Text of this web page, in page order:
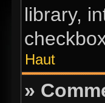
library,
Haut
»